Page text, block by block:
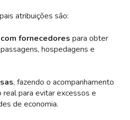
atribuições são:
fornecedores para obter
hospedagens e
, fazendo o acompanhamento
para evitar excessos e
de economia.